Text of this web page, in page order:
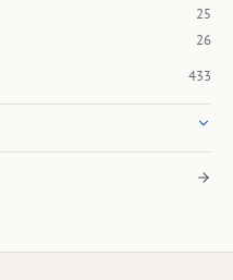
25
26
433